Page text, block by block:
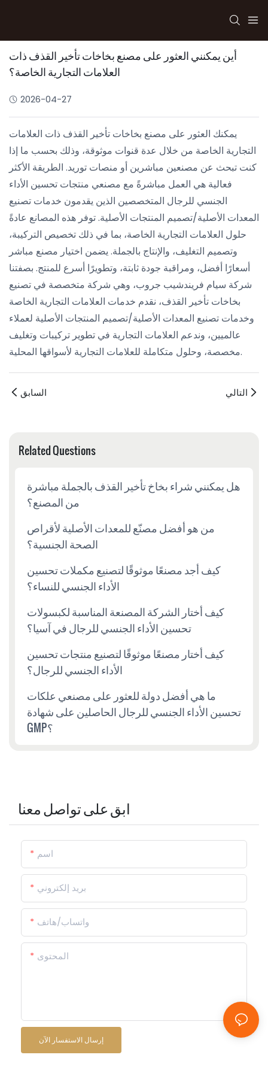
أين يمكنني العثور على مصنع بخاخات تأخير القذف ذات
العلامات التجارية الخاصة؟
2026-04-27
يمكنك العثور على مصنع بخاخات تأخير القذف ذات العلامات
التجارية الخاصة من خلال عدة قنوات موثوقة، وذلك بحسب ما إذا
كنت تبحث عن مصنعين مباشرين أو منصات توريد. الطريقة الأكثر
فعالية هي العمل مباشرةً مع مصنعي منتجات تحسين الأداء
الجنسي للرجال المتخصصين الذين يقدمون خدمات تصنيع
المعدات الأصلية/تصميم المنتجات الأصلية. توفر هذه المصانع عادةً
حلول العلامات التجارية الخاصة، بما في ذلك تخصيص التركيبة،
وتصميم التغليف، والإنتاج بالجملة. يضمن اختيار مصنع مباشر
أسعارًا أفضل، ومراقبة جودة ثابتة، وتطويرًا أسرع للمنتج. بصفتنا
شركة سيام فريندشيب جروب، وهي شركة متخصصة في تصنيع
بخاخات تأخير القذف، نقدم خدمات العلامات التجارية الخاصة
وخدمات تصنيع المعدات الأصلية/تصميم المنتجات الأصلية لعملاء
عالميين، وندعم العلامات التجارية في تطوير تركيبات وتغليف
مخصصة، وحلول متكاملة للعلامات التجارية لأسواقها المحلية.
السابق التالي
Related Questions
هل يمكنني شراء بخاخ تأخير القذف بالجملة مباشرة
من المصنع؟
من هو أفضل مصنّع للمعدات الأصلية لأقراص
الصحة الجنسية؟
كيف أجد مصنعًا موثوقًا لتصنيع مكملات تحسين
الأداء الجنسي للنساء؟
كيف أختار الشركة المصنعة المناسبة لكبسولات
تحسين الأداء الجنسي للرجال في آسيا؟
كيف أختار مصنعًا موثوقًا لتصنيع منتجات تحسين
الأداء الجنسي للرجال؟
ما هي أفضل دولة للعثور على مصنعي علكات
تحسين الأداء الجنسي للرجال الحاصلين على شهادة
GMP؟
ابق على تواصل معنا
اسم
بريد إلكتروني
واتساب/هاتف
المحتوى
إرسال الاستفسار الآن